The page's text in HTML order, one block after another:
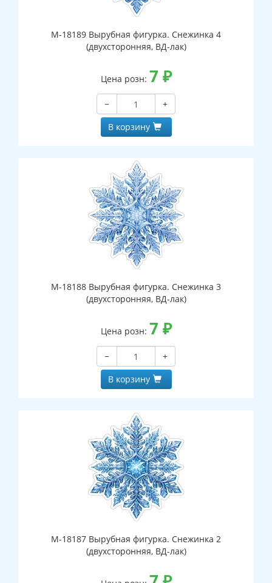
М-18189 Вырубная фигурка. Снежинка 4
(двухсторонняя, ВД-лак)
Цена розн: 7 ₽
−
+
В корзину
М-18188 Вырубная фигурка. Снежинка 3
(двухсторонняя, ВД-лак)
Цена розн: 7 ₽
−
+
В корзину
М-18187 Вырубная фигурка. Снежинка 2
(двухсторонняя, ВД-лак)